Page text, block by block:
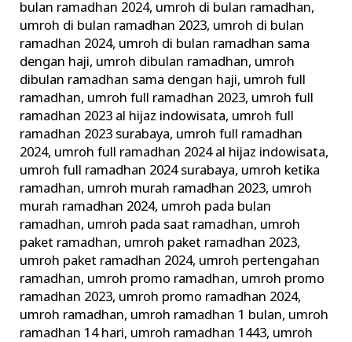
bulan ramadhan 2024, umroh di bulan ramadhan,
umroh di bulan ramadhan 2023, umroh di bulan
ramadhan 2024, umroh di bulan ramadhan sama
dengan haji, umroh dibulan ramadhan, umroh
dibulan ramadhan sama dengan haji, umroh full
ramadhan, umroh full ramadhan 2023, umroh full
ramadhan 2023 al hijaz indowisata, umroh full
ramadhan 2023 surabaya, umroh full ramadhan
2024, umroh full ramadhan 2024 al hijaz indowisata,
umroh full ramadhan 2024 surabaya, umroh ketika
ramadhan, umroh murah ramadhan 2023, umroh
murah ramadhan 2024, umroh pada bulan
ramadhan, umroh pada saat ramadhan, umroh
paket ramadhan, umroh paket ramadhan 2023,
umroh paket ramadhan 2024, umroh pertengahan
ramadhan, umroh promo ramadhan, umroh promo
ramadhan 2023, umroh promo ramadhan 2024,
umroh ramadhan, umroh ramadhan 1 bulan, umroh
ramadhan 14 hari, umroh ramadhan 1443, umroh